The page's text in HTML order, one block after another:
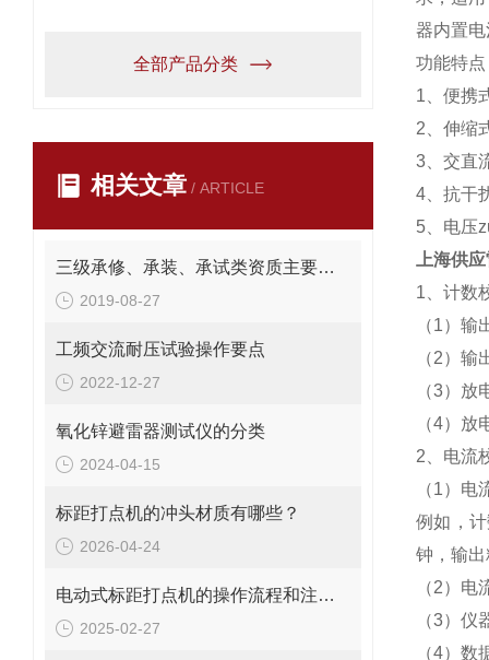
全部产品分类
相关文章 / ARTICLE
三级承修、承装、承试类资质主要试验设备配置表
2019-08-27
工频交流耐压试验操作要点
2022-12-27
氧化锌避雷器测试仪的分类
2024-04-15
标距打点机的冲头材质有哪些？
2026-04-24
电动式标距打点机的操作流程和注意事项
2025-02-27
器内置
功能特点
1、便携
2、伸缩
3、交直
4、抗干
5、电压
上海供
1、计数
（1）
（2）
（3）
（4）
2、电流
（1）
例如，
钟，输
（2）
（3）
（4）